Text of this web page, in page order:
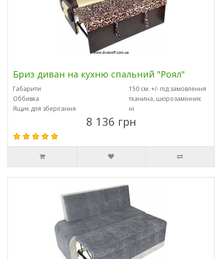
Бриз диван на кухню спальний "Роял"
Габарити
150 см. +/- під замовлення
Оббивка
тканина, шкірозамінник
Ящик для зберігання
ні
8 136 грн